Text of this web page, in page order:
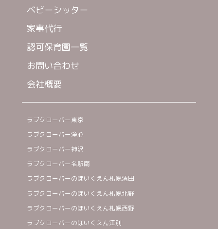
ベビーシッター
家事代行
認可保育園一覧
お問い合わせ
会社概要
ラブクローバー東京
ラブクローバー浄心
ラブクローバー神沢
ラブクローバー名駅南
ラブクローバーのほいくえん札幌清田
ラブクローバーのほいくえん札幌北野
ラブクローバーのほいくえん札幌西野
ラブクローバーのほいくえん江別